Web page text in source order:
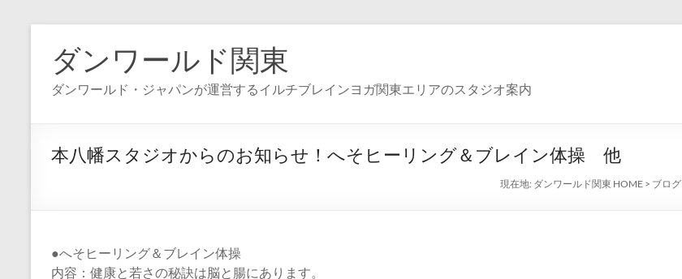
ダンワールド関東
ダンワールド・ジャパンが運営するイルチブレインヨガ関東エリアのスタジオ案内
本八幡スタジオからのお知らせ！へそヒーリング＆ブレイン体操 他
現在地: ダンワールド関東 HOME > ブログ
●へそヒーリング＆ブレイン体操
内容：健康と若さの秘訣は脳と腸にあります。